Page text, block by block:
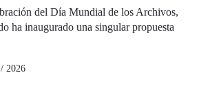
del Día Mundial de los Archivos,
ha inaugurado una singular propuesta
2026